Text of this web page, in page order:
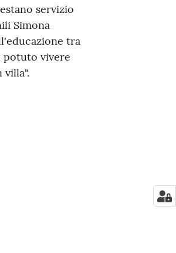
servizio
Simona
tra
potuto vivere
villa".